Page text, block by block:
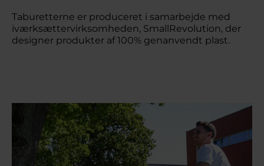
Taburetterne er produceret i samarbejde med
iværksættervirksomheden, SmallRevolution, der
designer produkter af 100% genanvendt plast.